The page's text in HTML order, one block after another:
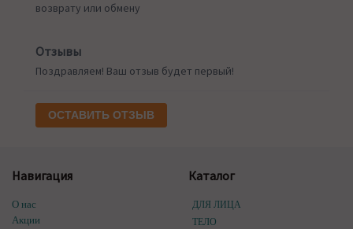
возврату или обмену
Отзывы
Поздравляем! Ваш отзыв будет первый!
ОСТАВИТЬ ОТЗЫВ
Навигация
О нас
Акции
Каталог
ДЛЯ ЛИЦА
ТЕЛО